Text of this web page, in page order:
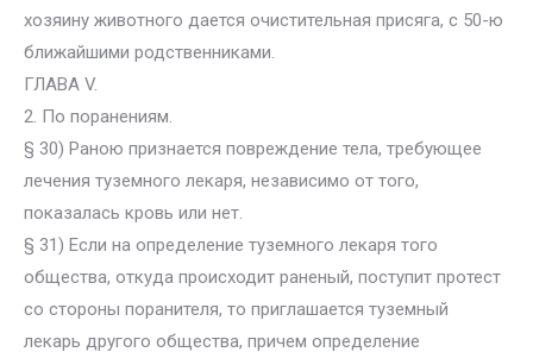
хозяину животного дается очистительная присяга, с 50-ю
ближайшими родственниками.
ГЛАВА V.
2. По поранениям.
§ 30) Раною признается повреждение тела, требующее
лечения туземного лекаря, независимо от того,
показалась кровь или нет.
§ 31) Если на определение туземного лекаря того
общества, откуда происходит раненый, поступит протест
со стороны поранителя, то приглашается туземный
лекарь другого общества, причем определение